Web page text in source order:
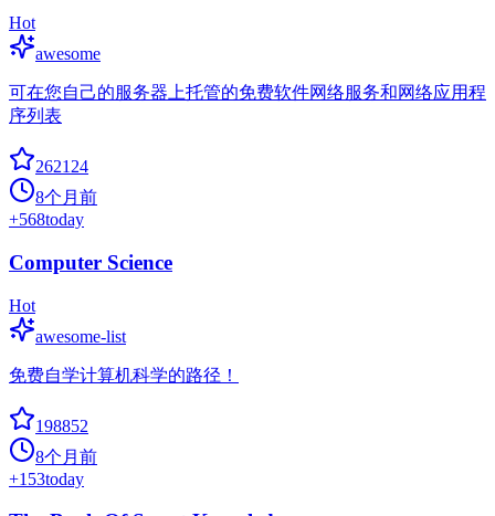
Hot
awesome
可在您自己的服务器上托管的免费软件网络服务和网络应用程
序列表
262124
8个月前
+568today
Computer Science
Hot
awesome-list
免费自学计算机科学的路径！
198852
8个月前
+153today